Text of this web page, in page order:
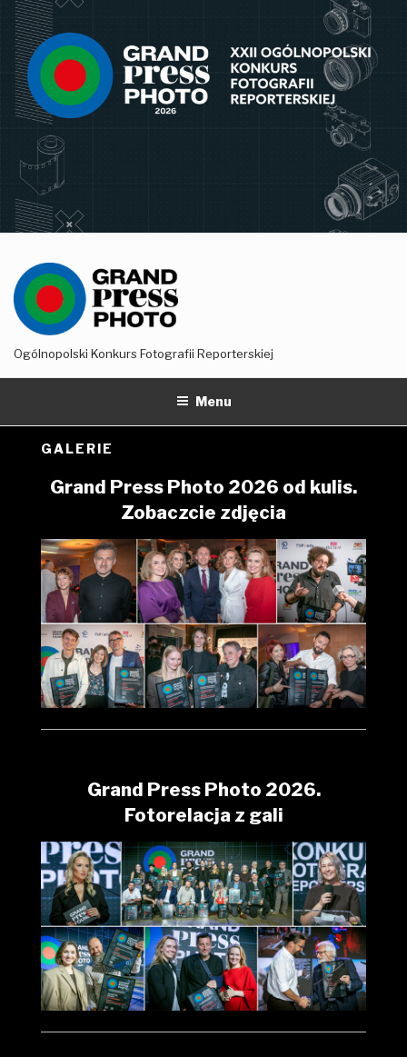
Przejdź
do
treści
Ogólnopolski Konkurs Fotografii Reporterskiej
Menu
GALERIE
Grand Press Photo 2026 od kulis.
Zobaczcie zdjęcia
Grand Press Photo 2026.
Fotorelacja z gali